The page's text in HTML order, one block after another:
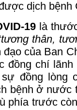
dịch bệnh
19 là
tương thân,
của Ban
đồng chí
đồng lòng
bệnh ở
phía trước